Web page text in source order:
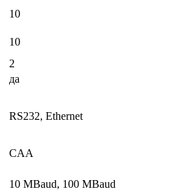
10
10
2
да
RS232, Ethernet
CAA
10 MBaud, 100 MBaud